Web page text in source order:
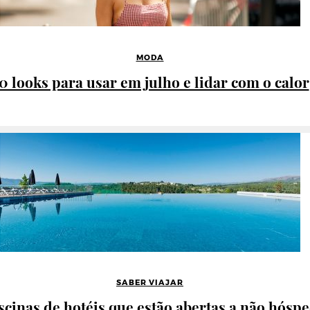
MODA
looks para usar em julho e lidar com o calor
SABER VIAJAR